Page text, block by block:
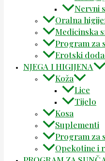
Nervni
Oralna
Medicinska
Program za
Erotski
NJEGA I HIGIJENA
Koža
Lice
Tijelo
Kosa
Suplementi
Program za
Opekotine i